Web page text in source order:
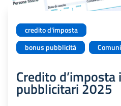
credito d'imposta
bonus pubblicità
Credito
pubblicitari 2025